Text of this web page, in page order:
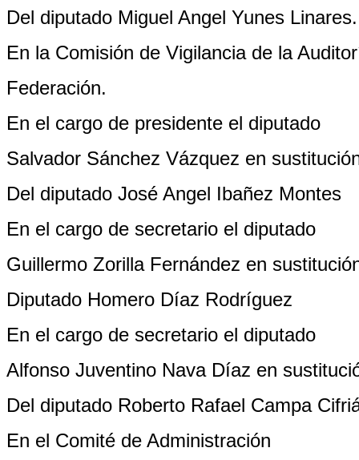
Del diputado Miguel Angel Yunes Linares.
En la Comisión de Vigilancia de la
Federación.
En el cargo de presidente el diputado
Salvador Sánchez Vázquez en
Del diputado José Angel Ibañez Montes
En el cargo de secretario el diputado
Guillermo Zorilla Fernández en
Diputado Homero Díaz Rodríguez
En el cargo de secretario el diputado
Alfonso Juventino Nava Díaz en
Del diputado Roberto Rafael Campa
En el Comité de Administración